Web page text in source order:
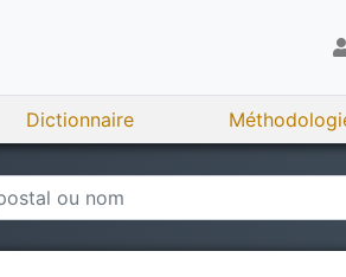
Dictionnaire